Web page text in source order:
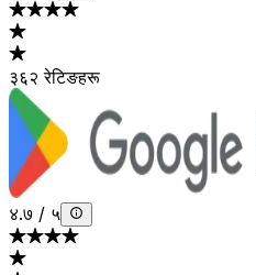
३६२ रेटिङहरू
४.७ / ५